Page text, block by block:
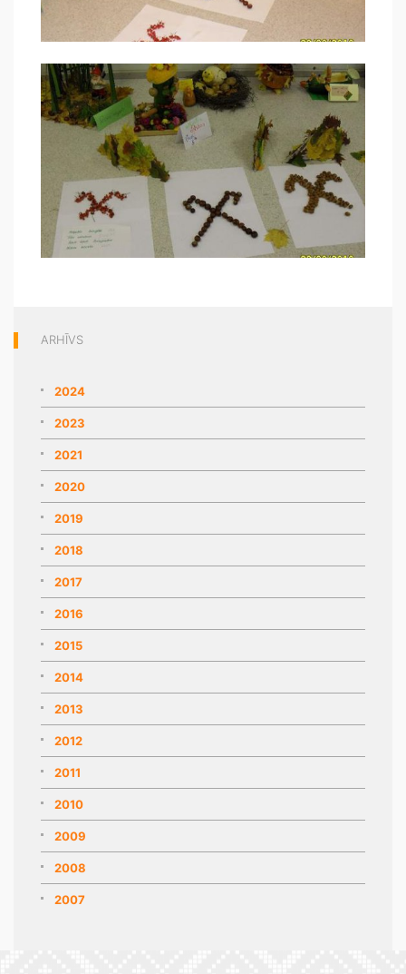
ARHĪVS
2024
2023
2021
2020
2019
2018
2017
2016
2015
2014
2013
2012
2011
2010
2009
2008
2007